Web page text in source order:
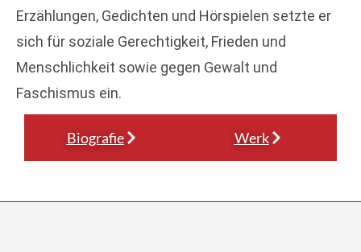
Erzählungen, Gedichten und Hörspielen setzte er
sich für soziale Gerechtigkeit, Frieden und
Menschlichkeit sowie gegen Gewalt und
Faschismus ein.
Biografie Werk